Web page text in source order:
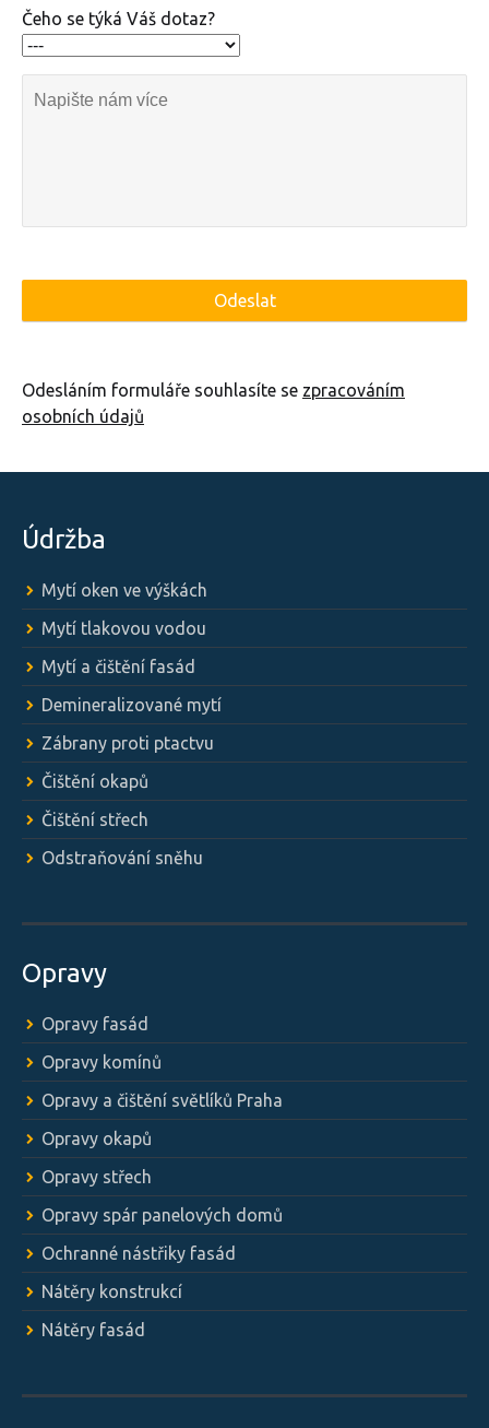
Čeho se týká Váš dotaz?
Odesláním formuláře souhlasíte se zpracováním
osobních údajů
Údržba
Mytí oken ve výškách
Mytí tlakovou vodou
Mytí a čištění fasád
Demineralizované mytí
Zábrany proti ptactvu
Čištění okapů
Čištění střech
Odstraňování sněhu
Opravy
Opravy fasád
Opravy komínů
Opravy a čištění světlíků Praha
Opravy okapů
Opravy střech
Opravy spár panelových domů
Ochranné nástřiky fasád
Nátěry konstrukcí
Nátěry fasád